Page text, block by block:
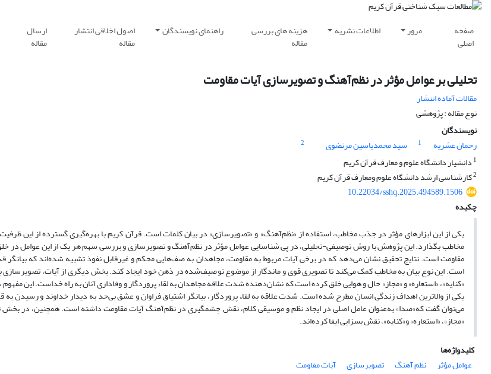
صفحه
اصلی
مرور اطلاعات نشریه هزینه های بررسی
مقاله
راهنمای نویسندگان اصول اخلاقی انتشار
مقاله
ارسال
مقاله
تحلیلی بر عوامل مؤثر در نظم‌آهنگ و تصویرسازی آیات مقاومت
مقالات آماده انتشار
نوع مقاله : پژوهشی
نویسندگان
رحمان عشریه
1 سید محمدیاسین مرتضوی
2
1 دانشیار دانشگاه علوم و معارف قرآن کریم
2کارشناسی ارشد دانشگاه علوم ومعارف قرآن کریم
10.22034/sshq.2025.494589.1506
چکیده
یکی از این ابزارهای مؤثر در جذب مخاطب، استفاده از «نظم‌آهنگ» و «تصویرسازی» در بیان کلمات است. قرآن کریم با بهره‌گیری گسترده از این
مخاطب بگذارد. این پژوهش با روش توصیفی-تحلیلی، در پی شناسایی عوامل مؤثر در نظم‌آهنگ و تصویرسازی و بررسی سهم هر یک از این عوامل در
مقاومت است. نتایج تحقیق نشان می‌دهد که در برخی آیات مربوط به مقاومت، مجاهدان به صف‌هایی محکم و غیرقابل نفوذ تشبیه شده‌اند که بیانگر
است. این نوع بیان به مخاطب کمک می‌کند تا تصویری قوی و ماندگار از موضوع توصیف‌شده در ذهن خود ایجاد کند. بخش دیگری از آیات، تصویرسازی با
«کنایه»، «استعاره» و «مجاز» حال و هوایی خلق کرده است که نشان‌دهنده شدت علاقه مجاهدان به لقاء پروردگار و وفاداری آنان به راه خداست. این
یکی از والاترین اهداف زندگی انسان مطرح شده است. شدت علاقه به لقاء پروردگار، بیانگر اشتیاق فراوان و عشق بی‌حد به دیدار خداوند و رسیدن
می‌توان گفت که«صدا» به‌عنوان عامل اصلی در ایجاد نظم و موسیقی کلام، نقش چشمگیری در نظم‌آهنگ آیات مقاومت داشته است. همچنین، در بخش
«مجاز»، «استعاره» و«کنایه»، نقش بسزایی ایفا کرده‌اند.
کلیدواژه‌ها
عوامل مؤثر
نظم آهنگ تصویرسازی
آیات مقاومت